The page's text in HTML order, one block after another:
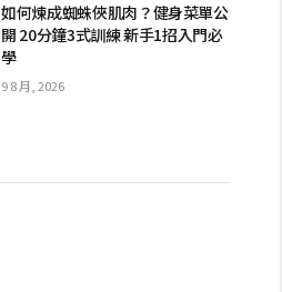
如何煉成蜘蛛俠肌肉？健身菜單公
開 20分鐘3式訓練 新手1招入門必
學
9 8 月, 2026